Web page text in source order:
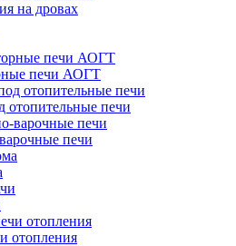
на дровах
печи АОГТ
отопительные печи
печи
отопления